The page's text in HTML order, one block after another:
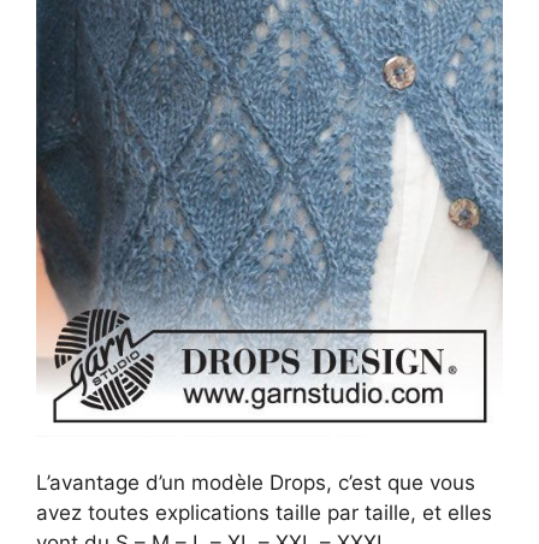
L’avantage d’un modèle Drops, c’est que vous
avez toutes explications taille par taille, et elles